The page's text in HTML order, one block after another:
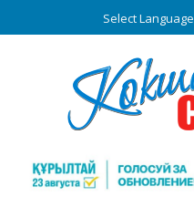
Select Language